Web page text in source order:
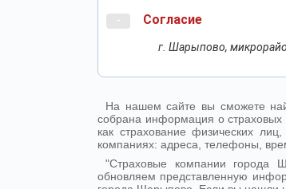
- Согласие
г. Шарыпово,
На нашем сайте вы сможете
собрана информация о
как страхование физических
компаниях: адреса, телефоны,
"Страховые компании
обновляем представленную